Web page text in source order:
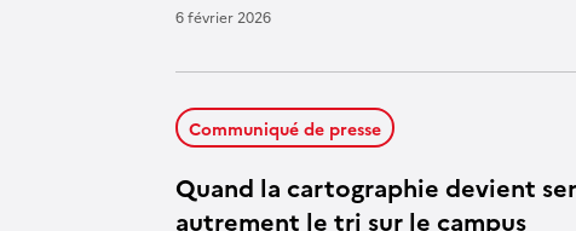
6 février 2026
Quand la cartographie devient
autrement le tri sur le campus
Communiqué de presse